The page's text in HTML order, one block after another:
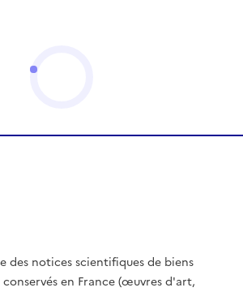
des notices scientifiques de biens
en France (œuvres d'art,